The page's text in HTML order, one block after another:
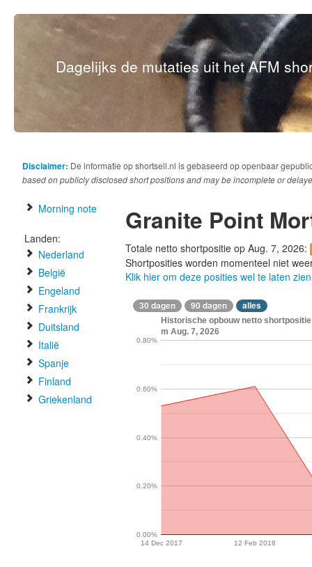
Dagelijks de mutaties uit het AFM
Disclaimer: De informatie op shortsell.nl is gebaseerd op openbaar
based on publicly disclosed short positions and may be incomplete or
Morning note
Landen:
Nederland
België
Engeland
Frankrijk
Duitsland
Italië
Spanje
Finland
Griekenland
Granite Point
Totale netto shortpositie op Aug. 7, 2026:
Shortposities worden momenteel niet
Klik hier om deze posities wel te laten zien
30 dagen 90 dagen alles
Historische opbouw netto
m Aug. 7, 2026
14 Dec 2017 12 Feb 2018
0.00%
0.20%
0.40%
0.60%
0.80%